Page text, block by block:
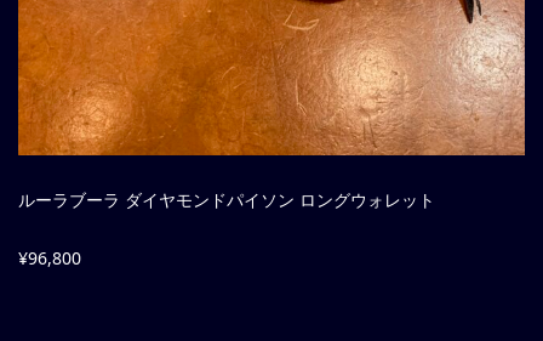
ルーラブーラ ダイヤモンドパイソン ロングウォレット
¥96,800